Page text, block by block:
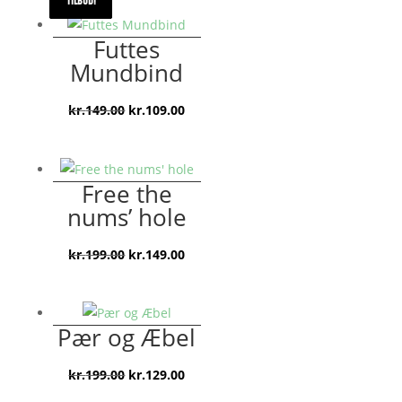
Futtes
Mundbind
kr.149.00 Den
var:
kr.149.00.
kr.109.00Den
er:
Free the
nums’ hole
kr.199.00 Den
var:
kr.199.00.
kr.149.00Den
er:
kr.149.00.
Pær og Æbel
kr.199.00 Den
kr.129.00Den